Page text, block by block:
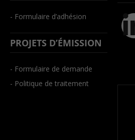
- Formulaire d’adhésion
PROJETS D’ÉMISSION
- Formulaire de demande
- Politique de traitement